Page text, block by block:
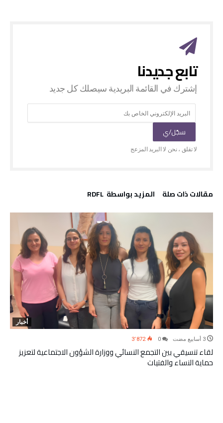
‫مقالات ذات صلة‬ ‫‫المزيد بواسطة‬ ‬ RDFL
أخبار
3٬872
لقاء تنسيقي بين التجمع النسائي ووزارة الشؤون الاجتماعية لتعزيز
حماية النساء والفتيات